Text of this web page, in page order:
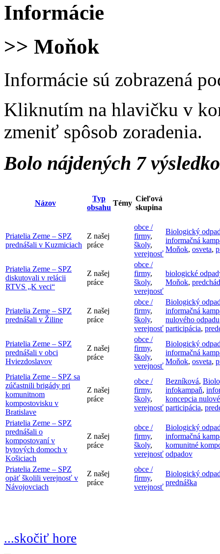
Informácie
>> Moňok
Informácie sú zobrazená
Kliknutím na hlavičku v
zmeniť spôsob zoradenia.
Bolo nájdených 7
Názov
Typ
obsahu
Témy
Cieľová
skupina
Priatelia Zeme – SPZ
prednášali v Kuzmiciach
Z našej
práce
obce /
firmy,
školy,
verejnosť
Biologický
informačná
Moňok, osveta,
Priatelia Zeme – SPZ
diskutovali v relácii
RTVS „K veci“
Z našej
práce
obce /
firmy,
školy,
verejnosť
biologické
Moňok,
Priatelia Zeme – SPZ
prednášali v Žiline
Z našej
práce
obce /
firmy,
školy,
verejnosť
Biologický
informačná
nulového odpadu
participácia,
Priatelia Zeme – SPZ
prednášali v obci
Hviezdoslavov
Z našej
práce
obce /
firmy,
školy,
verejnosť
Biologický
informačná
Moňok, osveta,
Priatelia Zeme – SPZ sa
zúčastnili brigády pri
komunitnom
kompostovisku v
Bratislave
Z našej
práce
obce /
firmy,
školy,
verejnosť
Bezníková,
infokampaň,
koncepcia
participácia,
Priatelia Zeme – SPZ
prednášali o
kompostovaní v
bytových domoch v
Košiciach
Z našej
práce
obce /
firmy,
školy,
verejnosť
Biologický
informačná
komunitné
odpadov
Priatelia Zeme – SPZ
opäť školili verejnosť v
Návojovciach
Z našej
práce
obce /
firmy,
verejnosť
Biologický
prednáška
...skočiť hore